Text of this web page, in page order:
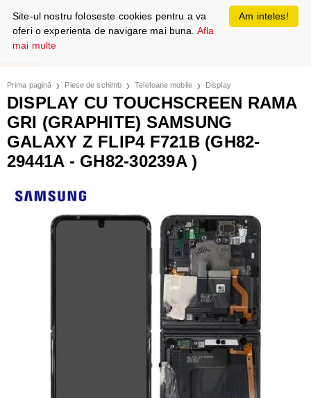
Prima pagină Piese de schimb Telefoane mobile Display
DISPLAY CU TOUCHSCREEN RAMA
GRI (GRAPHITE) SAMSUNG
GALAXY Z FLIP4 F721B (GH82-
29441A - GH82-30239A )
Am inteles!
Site-ul nostru foloseste cookies pentru a va
oferi o experienta de navigare mai buna. Afla
mai multe